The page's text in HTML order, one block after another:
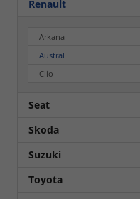
Renault
Arkana
Austral
Clio
Seat
Skoda
Suzuki
Toyota